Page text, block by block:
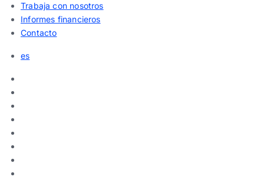
Trabaja con nosotros
Informes financieros
Contacto
es